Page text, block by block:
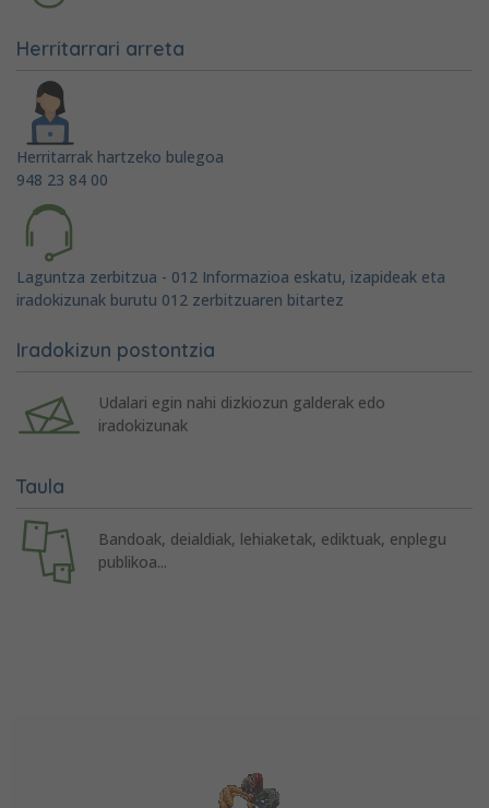
Herritarrari arreta
Herritarrak hartzeko bulegoa
948 23 84 00
Laguntza zerbitzua - 012 Informazioa eskatu, izapideak eta
iradokizunak burutu 012 zerbitzuaren bitartez
Iradokizun postontzia
Udalari egin nahi dizkiozun galderak edo
iradokizunak
Taula
Bandoak, deialdiak, lehiaketak, ediktuak, enplegu
publikoa...